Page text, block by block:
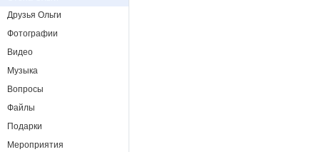
Друзья Ольги
Фотографии
Видео
Музыка
Вопросы
Файлы
Подарки
Мероприятия